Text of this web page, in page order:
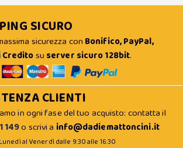
SICURO
sicurezza con Bonifico, PayPal,
Creditosu server sicuro 128bit.
CLIENTI
in ogni fase del tuo acquisto: contatta il
149o scrivi a info@dadiemattoncini.it
al Venerdì dalle 9:30 alle 16:30